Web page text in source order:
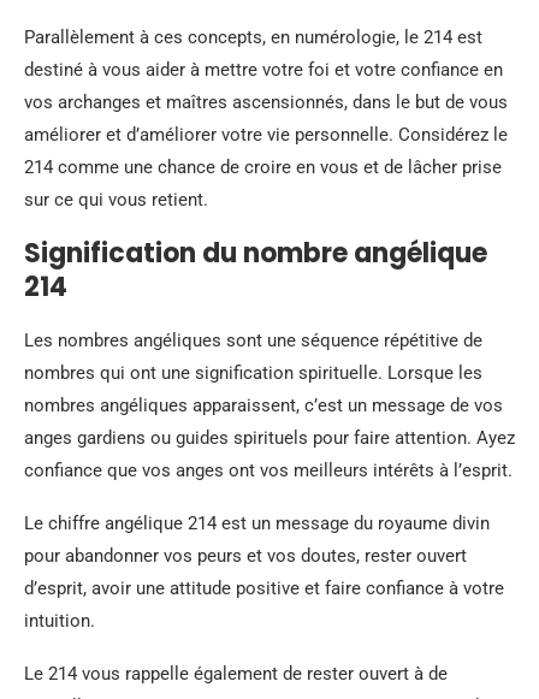
Parallèlement à ces concepts, en numérologie, le 214 est
destiné à vous aider à mettre votre foi et votre confiance en
vos archanges et maîtres ascensionnés, dans le but de vous
améliorer et d’améliorer votre vie personnelle. Considérez le
214 comme une chance de croire en vous et de lâcher prise
sur ce qui vous retient.
Signification du nombre angélique
214
Les nombres angéliques sont une séquence répétitive de
nombres qui ont une signification spirituelle. Lorsque les
nombres angéliques apparaissent, c’est un message de vos
anges gardiens ou guides spirituels pour faire attention. Ayez
confiance que vos anges ont vos meilleurs intérêts à l’esprit.
Le chiffre angélique 214 est un message du royaume divin
pour abandonner vos peurs et vos doutes, rester ouvert
d’esprit, avoir une attitude positive et faire confiance à votre
intuition.
Le 214 vous rappelle également de rester ouvert à de